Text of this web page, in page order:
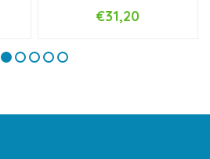
€31,20